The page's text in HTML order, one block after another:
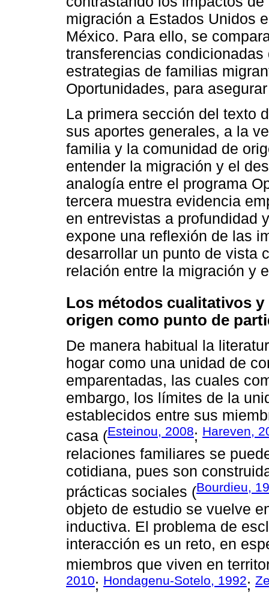
migración a Estados Unidos
México. Para ello, se
transferencias
estrategias de familias
Oportunidades, para
La primera sección del texto
sus aportes generales, a la
familia y la comunidad de
entender la migración y el
analogía entre el programa
tercera muestra evidencia
en entrevistas a profundidad
expone una reflexión de las
desarrollar un punto de vista
relación entre la migración y
Los métodos cualitativos
origen como punto de
De manera habitual la
hogar como una unidad de
emparentadas, las cuales
embargo, los límites de la
establecidos entre sus
casa (Esteinou, 2008; Hareven,
relaciones familiares se
cotidiana, pues son
prácticas sociales (Bourdieu,
objeto de estudio se vuelve
inductiva. El problema de
interacción es un reto, en
miembros que viven en
2010; Hondagenu-Sotelo, 1992;